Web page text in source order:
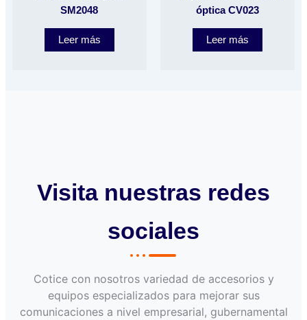
SM2048
Leer más
óptica CV023
Leer más
Visita nuestras redes
sociales
Cotice con nosotros variedad de accesorios y
equipos especializados para mejorar sus
comunicaciones a nivel empresarial, gubernamental